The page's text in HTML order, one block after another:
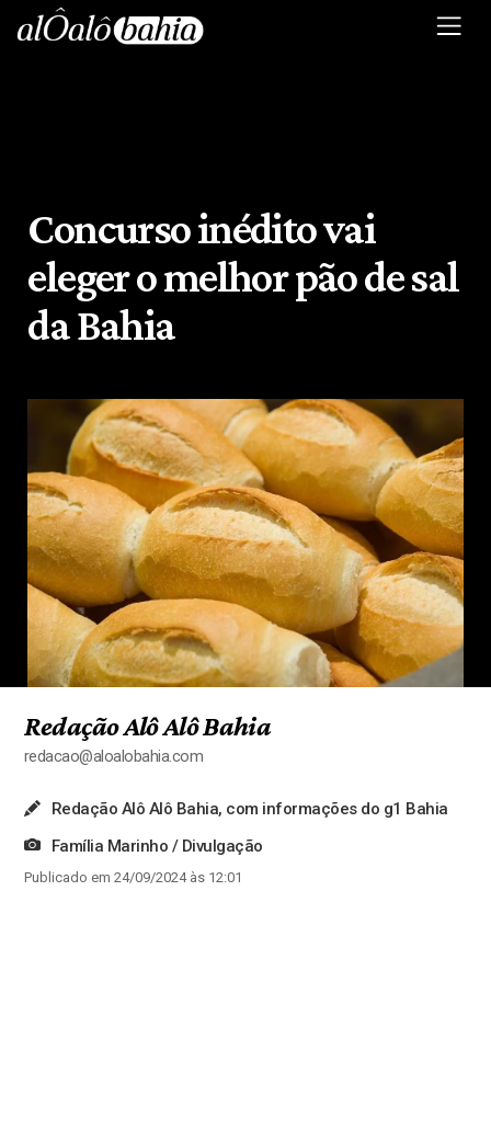
Concurso inédito vai
eleger o melhor pão de sal
da Bahia
Redação Alô Alô Bahia
redacao@aloalobahia.com
Redação Alô Alô Bahia, com informações do g1 Bahia
Família Marinho / Divulgação
Publicado em 24/09/2024 às 12:01